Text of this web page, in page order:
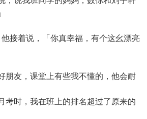
着说，「你真幸福，有个这幺漂亮
友，课堂上有些我不懂的，他会耐
考时，我在班上的排名超过了原来的